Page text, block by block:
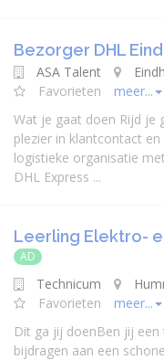
Bezorger DHL
ASA Talent
Favorieten
meer...
Wat je gaat doen Rijd je
plezier in klantcontact
logistieke organisatie
DHL Express ...
Leerling Elektro-
AD
Technicum
Favorieten
meer...
Dit ga jij doenBen jij een
bijdragen aan een